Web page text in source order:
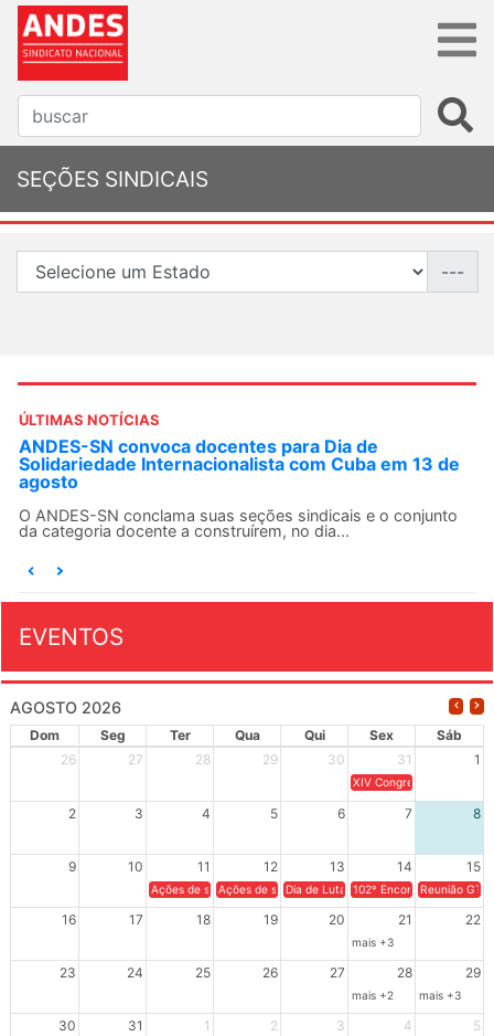
SEÇÕES SINDICAIS
---
ÚLTIMAS NOTÍCIAS
ANDES-SN convoca docentes para Dia de
Solidariedade Internacionalista com Cuba em 13 de
agosto
O ANDES-SN conclama suas seções sindicais e o conjunto
da categoria docente a construírem, no dia...
EVENTOS
AGOSTO 2026
Dom Seg Ter Qua Qui Sex
Sáb
26
27 28 29 30 31 1
XIV Congresso Brasileiro
2 3 4 5 6 7 8
9 10 11 12 13 14 15
Ações de solidariedade a Cuba no Rio Grande do Sul - 100
Ações de solidariedade a Cuba no Rio Grande do
Dia de Luta em Defesa de Cuba e da
102º Encontro da
Reunião
16 17 18 19 20 21 22
mais +3
23 24 25 26 27 28 29
mais +2 mais +3
30 31 1 2 3 4 5